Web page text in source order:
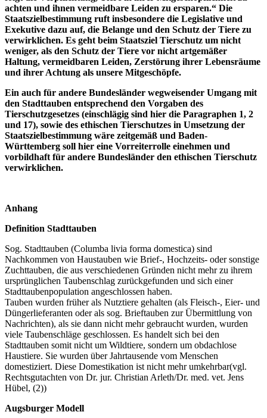
achten und ihnen vermeidbare Leiden zu ersparen.“ Die
Staatszielbestimmung ruft insbesondere die Legislative und
Exekutive dazu auf, die Belange und den Schutz der Tiere zu
verwirklichen. Es geht beim Staatsziel Tierschutz um nicht
weniger, als den Schutz der Tiere vor nicht artgemäßer
Haltung, vermeidbaren Leiden, Zerstörung ihrer Lebensräume
und ihrer Achtung als unsere Mitgeschöpfe.
Ein auch für andere Bundesländer wegweisender Umgang mit
den Stadttauben entsprechend den Vorgaben des
Tierschutzgesetzes (einschlägig sind hier die Paragraphen 1, 2
und 17), sowie des ethischen Tierschutzes in Umsetzung der
Staatszielbestimmung wäre zeitgemäß und Baden-
Württemberg soll hier eine Vorreiterrolle einehmen und
vorbildhaft für andere Bundesländer den ethischen Tierschutz
verwirklichen.
Anhang
Definition Stadttauben
Sog. Stadttauben (Columba livia forma domestica) sind
Nachkommen von Haustauben wie Brief-, Hochzeits- oder sonstige
Zuchttauben, die aus verschiedenen Gründen nicht mehr zu ihrem
ursprünglichen Taubenschlag zurückgefunden und sich einer
Stadttaubenpopulation angeschlossen haben.
Tauben wurden früher als Nutztiere gehalten (als Fleisch-, Eier- und
Düngerlieferanten oder als sog. Brieftauben zur Übermittlung von
Nachrichten), als sie dann nicht mehr gebraucht wurden, wurden
viele Taubenschläge geschlossen. Es handelt sich bei den
Stadttauben somit nicht um Wildtiere, sondern um obdachlose
Haustiere. Sie wurden über Jahrtausende vom Menschen
domestiziert. Diese Domestikation ist nicht mehr umkehrbar(vgl.
Rechtsgutachten von Dr. jur. Christian Arleth/Dr. med. vet. Jens
Hübel, (2))
Augsburger Modell